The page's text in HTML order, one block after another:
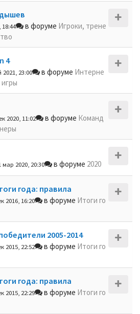
18:44 в форуме Игроки, трене
4
2021, 23:00 в форуме Интерне
2020, 11:02 в форуме Команд
мар 2020, 20:30 в форуме 2020
года: правила
2016, 16:20 в форуме Итоги го
2005-2014
2015, 22:52 в форуме Итоги го
года: правила
2015, 22:29 в форуме Итоги го